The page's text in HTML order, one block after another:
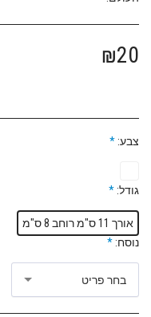
₪20
צבע: *
גודל: *
אורך 11 ס"מ רוחב 8 ס"מ
נוסח: *
בחר פריט